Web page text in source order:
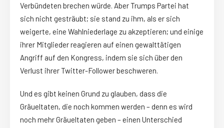
Verbündeten brechen würde. Aber Trumps Partei hat
sich nicht gesträubt; sie stand zu ihm, als er sich
weigerte, eine Wahlniederlage zu akzeptieren; und einige
ihrer Mitglieder reagieren auf einen gewalttätigen
Angriff auf den Kongress, indem sie sich über den
Verlust ihrer Twitter-Follower beschweren.
Und es gibt keinen Grund zu glauben, dass die
Gräueltaten, die noch kommen werden – denn es wird
noch mehr Gräueltaten geben – einen Unterschied